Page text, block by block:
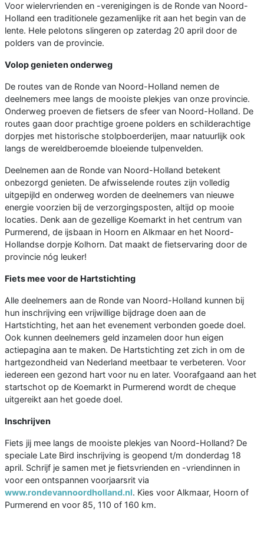
Voor wielervrienden en -verenigingen is de Ronde van Noord-
Holland een traditionele gezamenlijke rit aan het begin van de
lente. Hele pelotons slingeren op zaterdag 20 april door de
polders van de provincie.
Volop genieten onderweg
De routes van de Ronde van Noord-Holland nemen de
deelnemers mee langs de mooiste plekjes van onze provincie.
Onderweg proeven de fietsers de sfeer van Noord-Holland. De
routes gaan door prachtige groene polders en schilderachtige
dorpjes met historische stolpboerderijen, maar natuurlijk ook
langs de wereldberoemde bloeiende tulpenvelden.
Deelnemen aan de Ronde van Noord-Holland betekent
onbezorgd genieten. De afwisselende routes zijn volledig
uitgepijld en onderweg worden de deelnemers van nieuwe
energie voorzien bij de verzorgingsposten, altijd op mooie
locaties. Denk aan de gezellige Koemarkt in het centrum van
Purmerend, de ijsbaan in Hoorn en Alkmaar en het Noord-
Hollandse dorpje Kolhorn. Dat maakt de fietservaring door de
provincie nóg leuker!
Fiets mee voor de Hartstichting
Alle deelnemers aan de Ronde van Noord-Holland kunnen bij
hun inschrijving een vrijwillige bijdrage doen aan de
Hartstichting, het aan het evenement verbonden goede doel.
Ook kunnen deelnemers geld inzamelen door hun eigen
actiepagina aan te maken. De Hartstichting zet zich in om de
hartgezondheid van Nederland meetbaar te verbeteren. Voor
iedereen een gezond hart voor nu en later. Voorafgaand aan het
startschot op de Koemarkt in Purmerend wordt de cheque
uitgereikt aan het goede doel.
Inschrijven
Fiets jij mee langs de mooiste plekjes van Noord-Holland? De
speciale Late Bird inschrijving is geopend t/m donderdag 18
april. Schrijf je samen met je fietsvrienden en -vriendinnen in
voor een ontspannen voorjaarsrit via
www.rondevannoordholland.nl. Kies voor Alkmaar, Hoorn of
Purmerend en voor 85, 110 of 160 km.